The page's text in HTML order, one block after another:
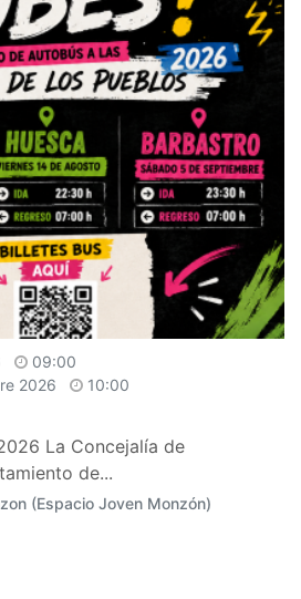
09:00
2026
10:00
La Concejalía de
de...
(Espacio Joven Monzón)